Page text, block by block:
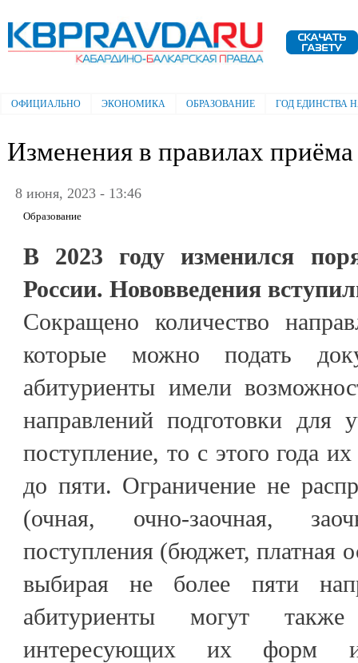
Электронная газета "Кабардино-
Балкарская правда"
Главное меню
ОФИЦИАЛЬНО ЭКОНОМИКА ОБРАЗОВАНИЕ ГОД ЕДИНСТВА
Изменения в правилах
8 июня, 2023 - 13:46
Образование
В 2023 году изменился
России. Нововведения
Сокращено количество
которые можно подать
абитуриенты имели
направлений подготовки для
поступление, то с этого года
до пяти. Ограничение не
(очная, очно-заочная,
поступления (бюджет, платная
выбирая не более пяти
абитуриенты могут также
интересующих их форм